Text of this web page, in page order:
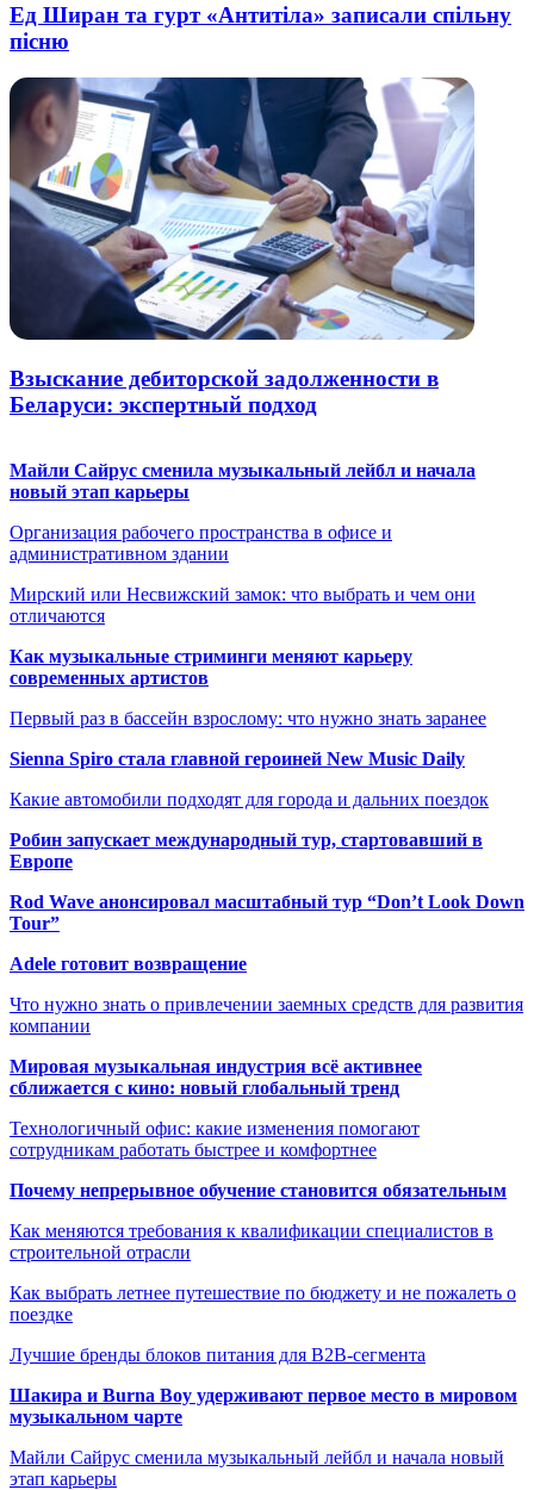
Ед Ширан та гурт «Антитіла» записали спільну
пісню
Взыскание дебиторской задолженности в
Беларуси: экспертный подход
Майли Сайрус сменила музыкальный лейбл и начала
новый этап карьеры
Организация рабочего пространства в офисе и
административном здании
Мирский или Несвижский замок: что выбрать и чем они
отличаются
Как музыкальные стриминги меняют карьеру
современных артистов
Первый раз в бассейн взрослому: что нужно знать заранее
Sienna Spiro стала главной героиней New Music Daily
Какие автомобили подходят для города и дальних поездок
Робин запускает международный тур, стартовавший в
Европе
Rod Wave анонсировал масштабный тур “Don’t Look Down
Tour”
Adele готовит возвращение
Что нужно знать о привлечении заемных средств для развития
компании
Мировая музыкальная индустрия всё активнее
сближается с кино: новый глобальный тренд
Технологичный офис: какие изменения помогают
сотрудникам работать быстрее и комфортнее
Почему непрерывное обучение становится обязательным
Как меняются требования к квалификации специалистов в
строительной отрасли
Как выбрать летнее путешествие по бюджету и не пожалеть о
поездке
Лучшие бренды блоков питания для B2B-сегмента
Шакира и Burna Boy удерживают первое место в мировом
музыкальном чарте
Майли Сайрус сменила музыкальный лейбл и начала новый
этап карьеры